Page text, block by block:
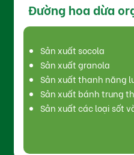
Sokfarm